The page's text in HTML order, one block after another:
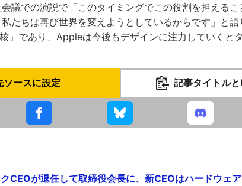
議での演説で「このタイミングでこの役割を担える
たちは再び世界を変えようとしているからです」と
」であり、Appleは今後もデザインに注力していくと
ソースに設定 記事タイトル
CEOが退任して取締役会長に、新CEOはハードウェ